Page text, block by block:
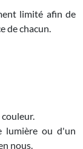
limité afin de
de chacun.
lumière ou d'un
nous.